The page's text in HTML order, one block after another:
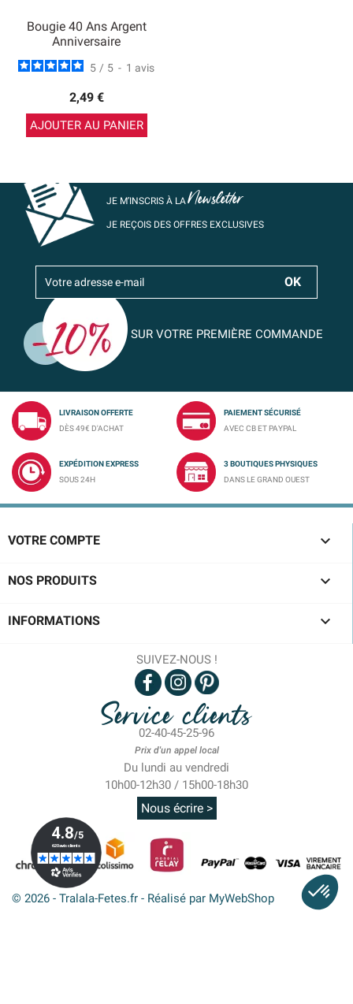
Bougie 40 Ans Argent
Anniversaire
5 / 5 - 1 avis
2,49 €
AJOUTER AU PANIER
JE M’INSCRIS À LANewsletter
JE REÇOIS DES OFFRES EXCLUSIVES
SUR VOTRE PREMIÈRE COMMANDE
LIVRAISON OFFERTE
DÈS 49€ D'ACHAT
PAIEMENT SÉCURISÉ
AVEC CB ET PAYPAL
EXPÉDITION EXPRESS
SOUS 24H
3 BOUTIQUES PHYSIQUES
DANS LE GRAND OUEST
VOTRE COMPTE 
NOS PRODUITS 
INFORMATIONS 
SUIVEZ-NOUS !
Service clients
02-40-45-25-96
Prix d'un appel local
Du lundi au vendredi
10h00-12h30 / 15h00-18h30
Nous écrire >
© 2026 - Tralala-Fetes.fr - Réalisé par MyWebShop